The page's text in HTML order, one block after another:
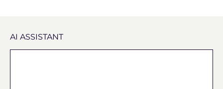
AI ASSISTANT